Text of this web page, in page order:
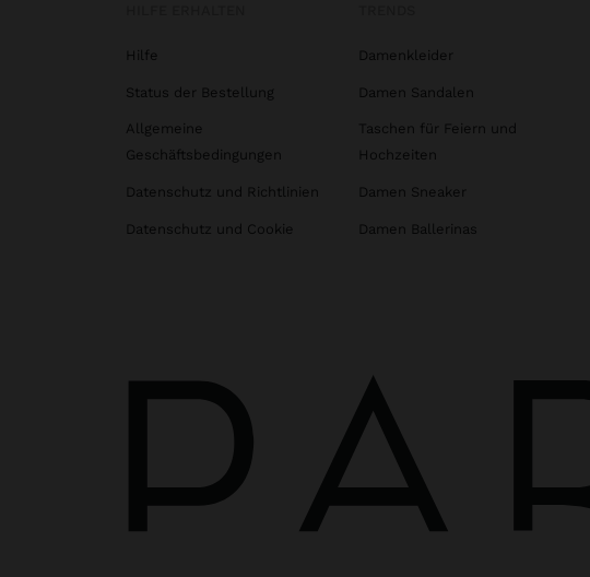
Hilfe
Status der Bestellung
Allgemeine
Geschäftsbedingungen
Datenschutz und Richtlinien
Datenschutz und Cookie
Damenkleider
Damen Sandalen
Taschen für Feiern und
Hochzeiten
Damen Sneaker
Damen Ballerinas